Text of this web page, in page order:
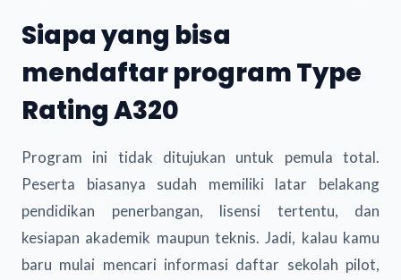
Siapa yang bisa
mendaftar program Type
Rating A320
Program ini tidak ditujukan untuk pemula total.
Peserta biasanya sudah memiliki latar belakang
pendidikan penerbangan, lisensi tertentu, dan
kesiapan akademik maupun teknis. Jadi, kalau kamu
baru mulai mencari informasi daftar sekolah pilot,